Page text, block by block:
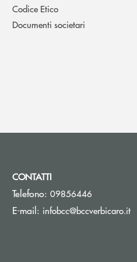
Codice Etico
Documenti societari
CONTATTI
Telefono: 09856446
E-mail: infobcc@bccverbicaro.it